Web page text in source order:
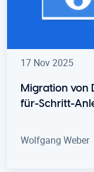
17 Nov 2025
Migration von
für-Schritt-
Wolfgang Weber